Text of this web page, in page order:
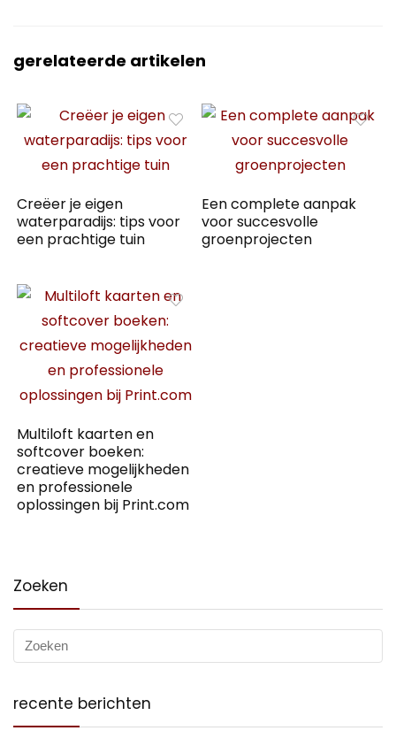
gerelateerde artikelen
Creëer je eigen
waterparadijs: tips voor
een prachtige tuin
Een complete aanpak
voor succesvolle
groenprojecten
Multiloft kaarten en
softcover boeken:
creatieve mogelijkheden
en professionele
oplossingen bij Print.com
Zoeken
recente berichten